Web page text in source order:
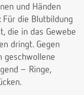
und Händen
Für die Blutbildung
die in das Gewebe
dringt. Gegen
geschwollene
– Ringe,